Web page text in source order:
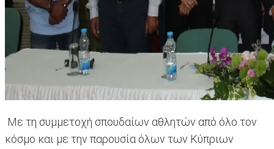
Με τη συμμετοχή σπουδαίων αθλητών από όλο τον
κόσμο και με την παρουσία όλων των Κύπριων